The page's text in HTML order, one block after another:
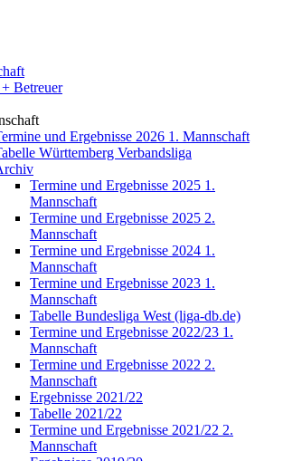
Betreuer
und Ergebnisse 2026 1. Mannschaft
Württemberg Verbandsliga
Termine und Ergebnisse 2025 1.
Mannschaft
Termine und Ergebnisse 2025 2.
Mannschaft
Termine und Ergebnisse 2024 1.
Mannschaft
Termine und Ergebnisse 2023 1.
Mannschaft
Tabelle Bundesliga West (liga-db.de)
Termine und Ergebnisse 2022/23 1.
Mannschaft
Termine und Ergebnisse 2022 2.
Mannschaft
Ergebnisse 2021/22
Tabelle 2021/22
Termine und Ergebnisse 2021/22 2.
Mannschaft